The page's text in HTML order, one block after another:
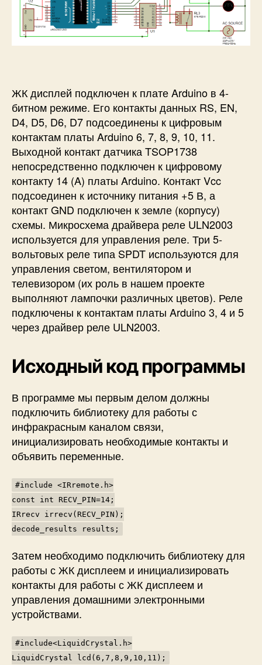
ЖК дисплей подключен к плате Arduino в 4-
битном режиме. Его контакты данных RS, EN,
D4, D5, D6, D7 подсоединены к цифровым
контактам платы Arduino 6, 7, 8, 9, 10, 11.
Выходной контакт датчика TSOP1738
непосредственно подключен к цифровому
контакту 14 (A) платы Arduino. Контакт Vcc
подсоединен к источнику питания +5 В, а
контакт GND подключен к земле (корпусу)
схемы. Микросхема драйвера реле ULN2003
используется для управления реле. Три 5-
вольтовых реле типа SPDT используются для
управления светом, вентилятором и
телевизором (их роль в нашем проекте
выполняют лампочки различных цветов). Реле
подключены к контактам платы Arduino 3, 4 и 5
через драйвер реле ULN2003.
Исходный код программы
В программе мы первым делом должны
подключить библиотеку для работы с
инфракрасным каналом связи,
инициализировать необходимые контакты и
объявить переменные.
#include <IRremote.h>
const int RECV_PIN=14;
IRrecv irrecv(RECV_PIN);
decode_results results;
Затем необходимо подключить библиотеку для
работы с ЖК дисплеем и инициализировать
контакты для работы с ЖК дисплеем и
управления домашними электронными
устройствами.
#include<LiquidCrystal.h>
LiquidCrystal lcd(6,7,8,9,10,11);